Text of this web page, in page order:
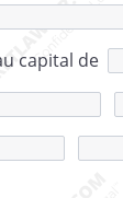
capital de